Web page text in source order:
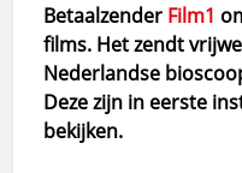
Betaalzender Film1
films. Het zendt
Nederlandse
Deze zijn in eerste
bekijken.